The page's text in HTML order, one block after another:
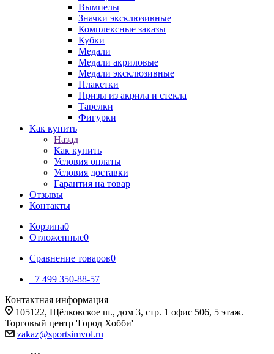
Вымпелы
Значки эксклюзивные
Комплексные заказы
Кубки
Медали
Медали акриловые
Медали эксклюзивные
Плакетки
Призы из акрила и стекла
Тарелки
Фигурки
Как купить
Назад
Как купить
Условия оплаты
Условия доставки
Гарантия на товар
Отзывы
Контакты
Корзина0
Отложенные0
Сравнение товаров0
+7 499 350-88-57
Контактная информация
105122, Щёлковское ш., дом 3, стр. 1 офис 506, 5 этаж.
Торговый центр 'Город Хобби'
zakaz@sportsimvol.ru